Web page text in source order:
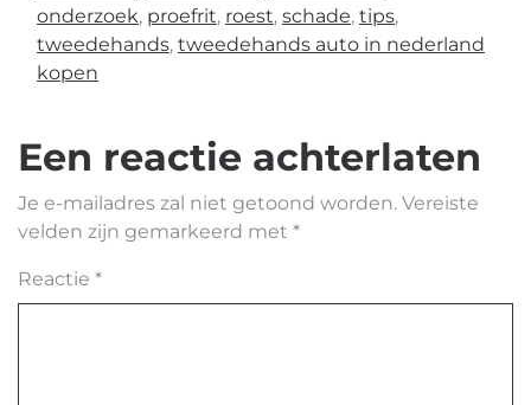
onderzoek, proefrit, roest, schade, tips,
tweedehands, tweedehands auto in nederland
kopen
Een reactie achterlaten
Je e-mailadres zal niet getoond worden. Vereiste
velden zijn gemarkeerd met *
Reactie *